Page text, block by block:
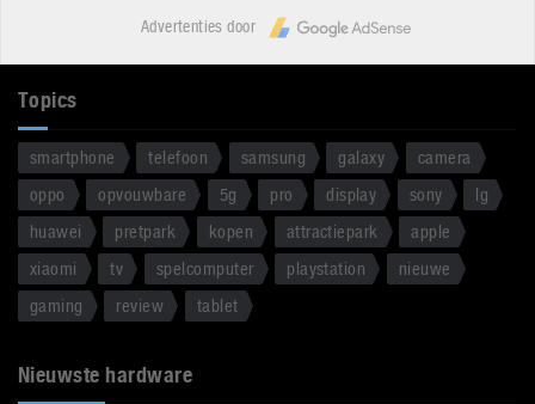
Advertenties door
Topics
smartphone telefoon samsung galaxy
camera
oppo
opvouwbare 5g pro display sony
lg
huawei
pretpark kopen attractiepark
apple
xiaomi
tv spelcomputer playstation
nieuwe
gaming
review tablet
Nieuwste hardware